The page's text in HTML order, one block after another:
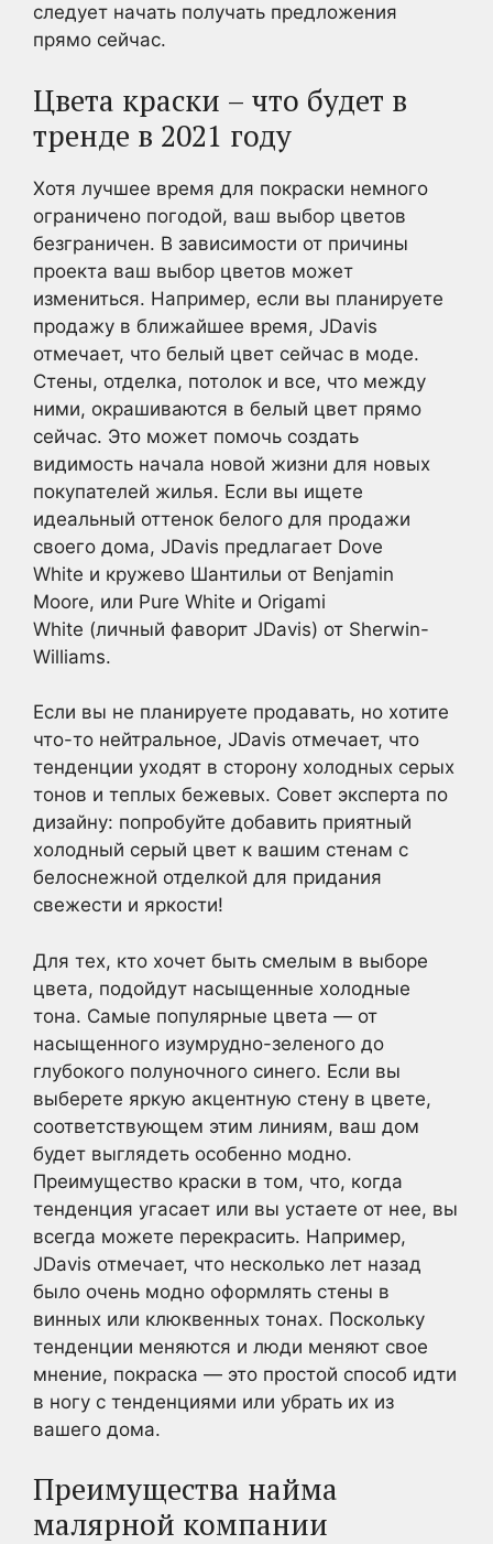
следует начать получать предложения
прямо сейчас.
Цвета краски – что будет в
тренде в 2021 году
Хотя лучшее время для покраски немного
ограничено погодой, ваш выбор цветов
безграничен. В зависимости от причины
проекта ваш выбор цветов может
измениться. Например, если вы планируете
продажу в ближайшее время, JDavis
отмечает, что белый цвет сейчас в моде.
Стены, отделка, потолок и все, что между
ними, окрашиваются в белый цвет прямо
сейчас. Это может помочь создать
видимость начала новой жизни для новых
покупателей жилья. Если вы ищете
идеальный оттенок белого для продажи
своего дома, JDavis предлагает Dove
White и кружево Шантильи от Benjamin
Moore, или Pure White и Origami
White (личный фаворит JDavis) от Sherwin-
Williams.
Если вы не планируете продавать, но хотите
что-то нейтральное, JDavis отмечает, что
тенденции уходят в сторону холодных серых
тонов и теплых бежевых. Совет эксперта по
дизайну: попробуйте добавить приятный
холодный серый цвет к вашим стенам с
белоснежной отделкой для придания
свежести и яркости!
Для тех, кто хочет быть смелым в выборе
цвета, подойдут насыщенные холодные
тона. Самые популярные цвета — от
насыщенного изумрудно-зеленого до
глубокого полуночного синего. Если вы
выберете яркую акцентную стену в цвете,
соответствующем этим линиям, ваш дом
будет выглядеть особенно модно.
Преимущество краски в том, что, когда
тенденция угасает или вы устаете от нее, вы
всегда можете перекрасить. Например,
JDavis отмечает, что несколько лет назад
было очень модно оформлять стены в
винных или клюквенных тонах. Поскольку
тенденции меняются и люди меняют свое
мнение, покраска — это простой способ идти
в ногу с тенденциями или убрать их из
вашего дома.
Преимущества найма
малярной компании